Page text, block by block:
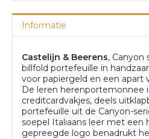
Informatie
Castelijn & Beerens, Canyon
billfold portefeuille in
voor papiergeld en een apart
De leren herenportemonnee
creditcardvakjes, deels
portefeuille uit de Canyon-
soepel Italiaans leer met een
gepreegde logo benadrukt